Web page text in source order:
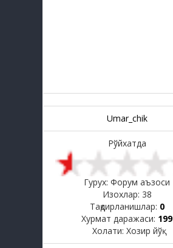
Umar_chik
Рўйхатда
Гурух: Форум аъзоси
Изохлар: 38
Тақдирланишлар: 0
Хурмат даражаси: 199
Холати: Хозир йўқ